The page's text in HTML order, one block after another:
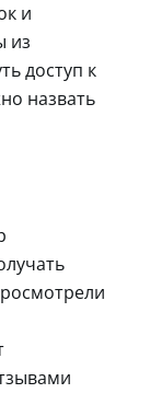
и
из
доступ к
назвать